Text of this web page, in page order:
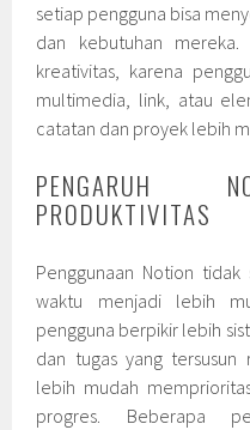
setiap pengguna bisa
dan kebutuhan
kreativitas, karena
multimedia, link, atau
catatan dan proyek lebih
PENGARUH
PRODUKTIVITAS
Penggunaan Notion
waktu menjadi lebih
pengguna berpikir lebih
dan tugas yang
lebih mudah
progres. Beberapa